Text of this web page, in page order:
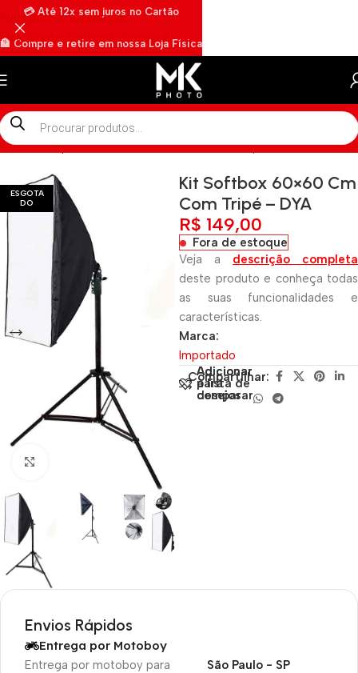
Pular para a navegação
Pular para o conteúdo principal
Início»Shop»Kit Softbox 60×60 Cm Com Tripé – DYA
ESGOTA
DO
Clique para ampliar
Kit Softbox 60×60 Cm
Com Tripé – DYA
R$ 149,00
Fora de estoque
Veja a descrição completa
deste produto e conheça todas
as suas funcionalidades e
características.
Marca:
Importado
Adicionar
para
comparar
Adicionar
à lista de
desejos
Compartilhar:
Envios Rápidos
Entrega por Motoboy
Entrega por motoboy para
São Paulo - SP
💳 Até 12x sem juros no Cartão
🏦 Compre e retire em nossa Loja Física
🏍️ Envios rápidos por Motoboy